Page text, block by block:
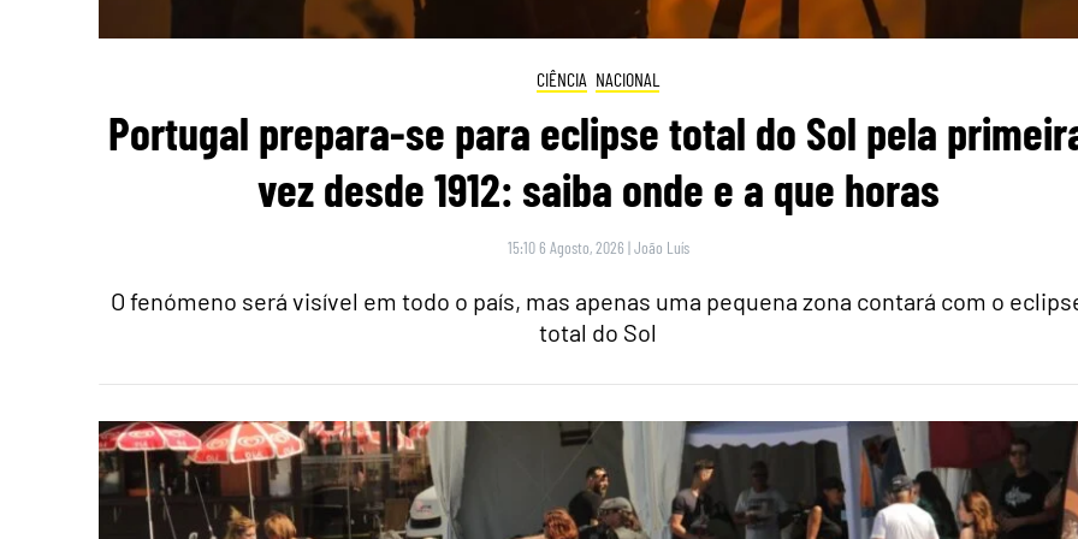
CIÊNCIA NACIONAL
Portugal prepara-se para eclipse total do Sol pela
vez desde 1912: saiba onde e a que horas
15:10 6 Agosto, 2026 |João Luís
O fenómeno será visível em todo o país, mas apenas uma pequena zona contará com o
total do Sol